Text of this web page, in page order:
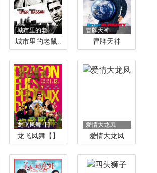
城市里的老..
城市里的老鼠..
冒牌天神
冒牌天神
龙飞凤舞【】
龙飞凤舞【】
爱情大龙凤
爱情大龙凤